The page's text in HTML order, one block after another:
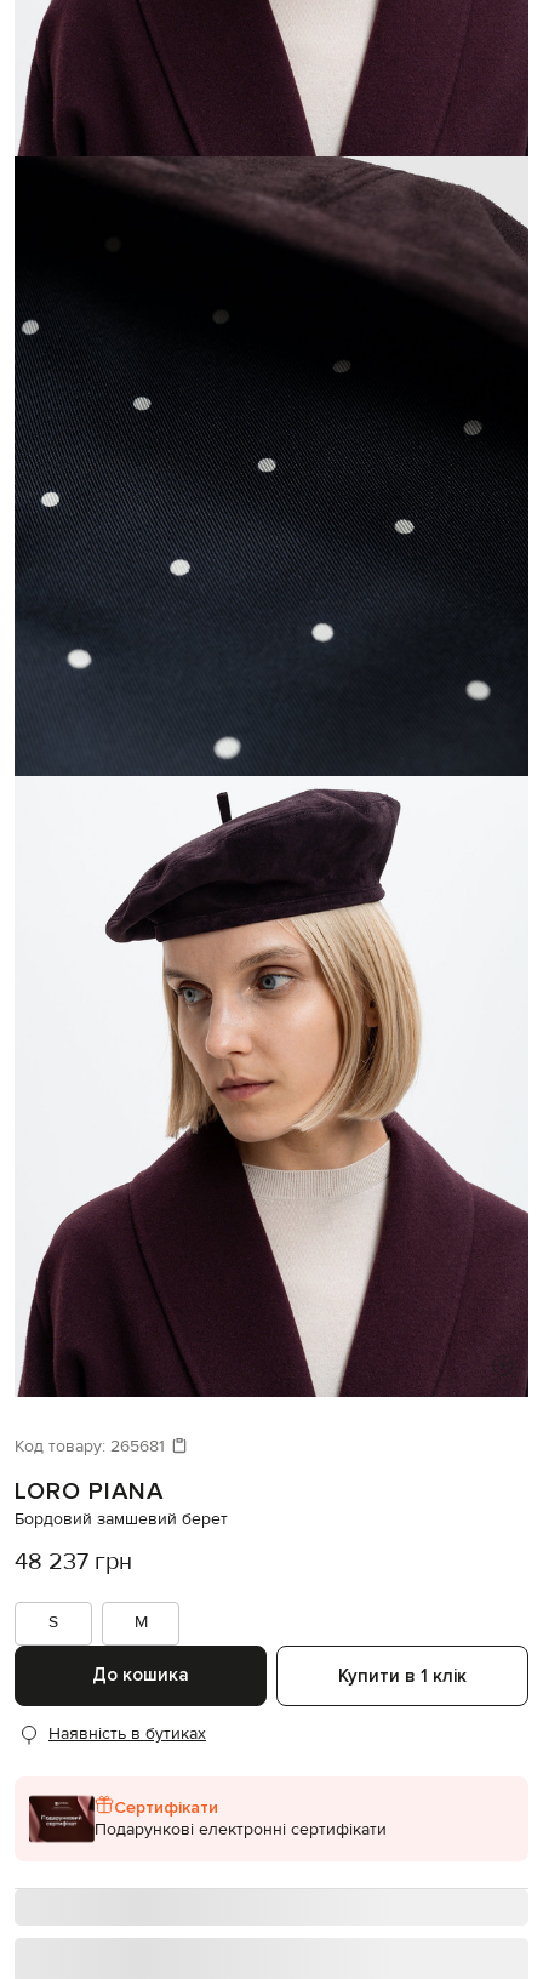
Давайте підберемо щось ще
Схожі товари
Код товару: 265681
LORO PIANA
Бордовий замшевий берет
48 237 грн
S M
До кошика Купити в 1 клік
Наявність в бутиках
Сертифікати
Подарункові електронні сертифікати